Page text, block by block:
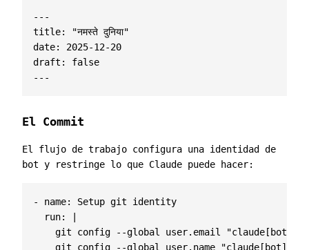
---
title:
"नमस्ते दुनिया"
date:
2025-12-20
draft :
false
---
El Commit
El flujo de trabajo configura una identidad de
bot y restringe lo que Claude puede hacer:
- name:
Setup git identity
run:
    git config --global user.name "claude[bot]"